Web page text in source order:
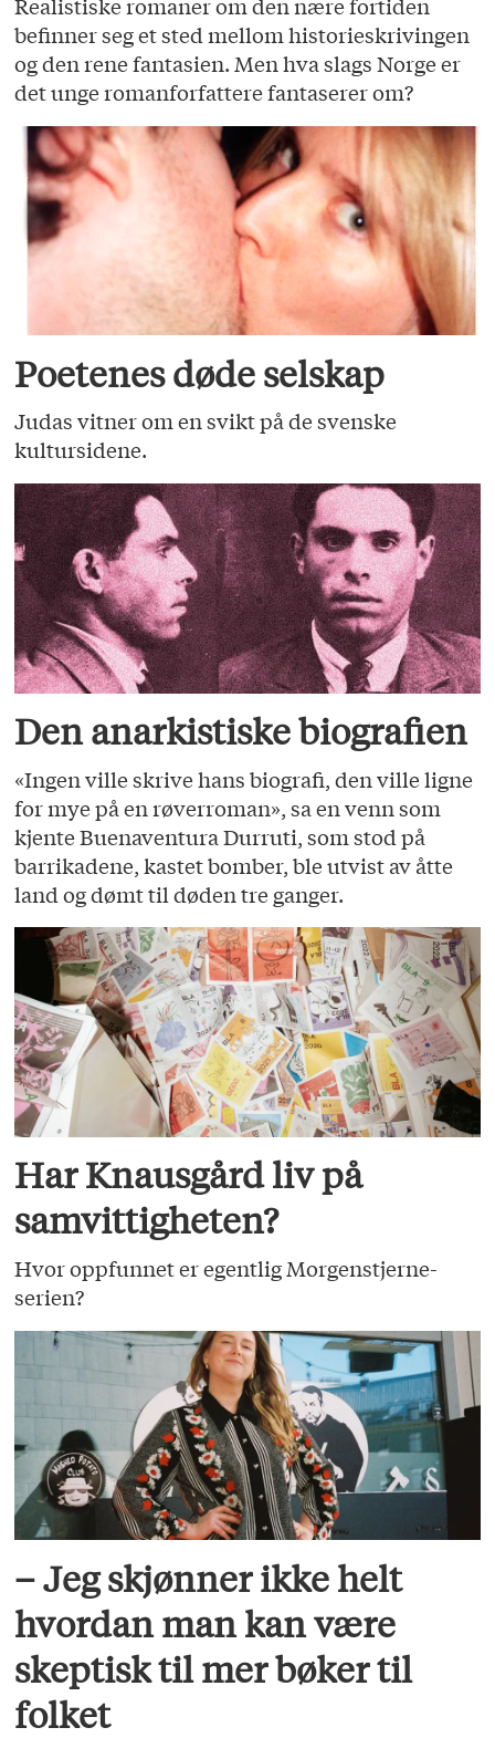
befinner seg et sted mellom historieskrivingen
og den rene fantasien. Men hva slags Norge er
det unge romanforfattere fantaserer om?
Poetenes døde selskap
Judas vitner om en svikt på de svenske
kultursidene.
Den anarkistiske biografien
«Ingen ville skrive hans biografi, den ville ligne
for mye på en røverroman», sa en venn som
kjente Buenaventura Durruti, som stod på
barrikadene, kastet bomber, ble utvist av åtte
land og dømt til døden tre ganger.
Har Knausgård liv på
samvittigheten?
Hvor oppfunnet er egentlig Morgenstjerne-
serien?
– Jeg skjønner ikke helt
hvordan man kan være
skeptisk til mer bøker til
folket